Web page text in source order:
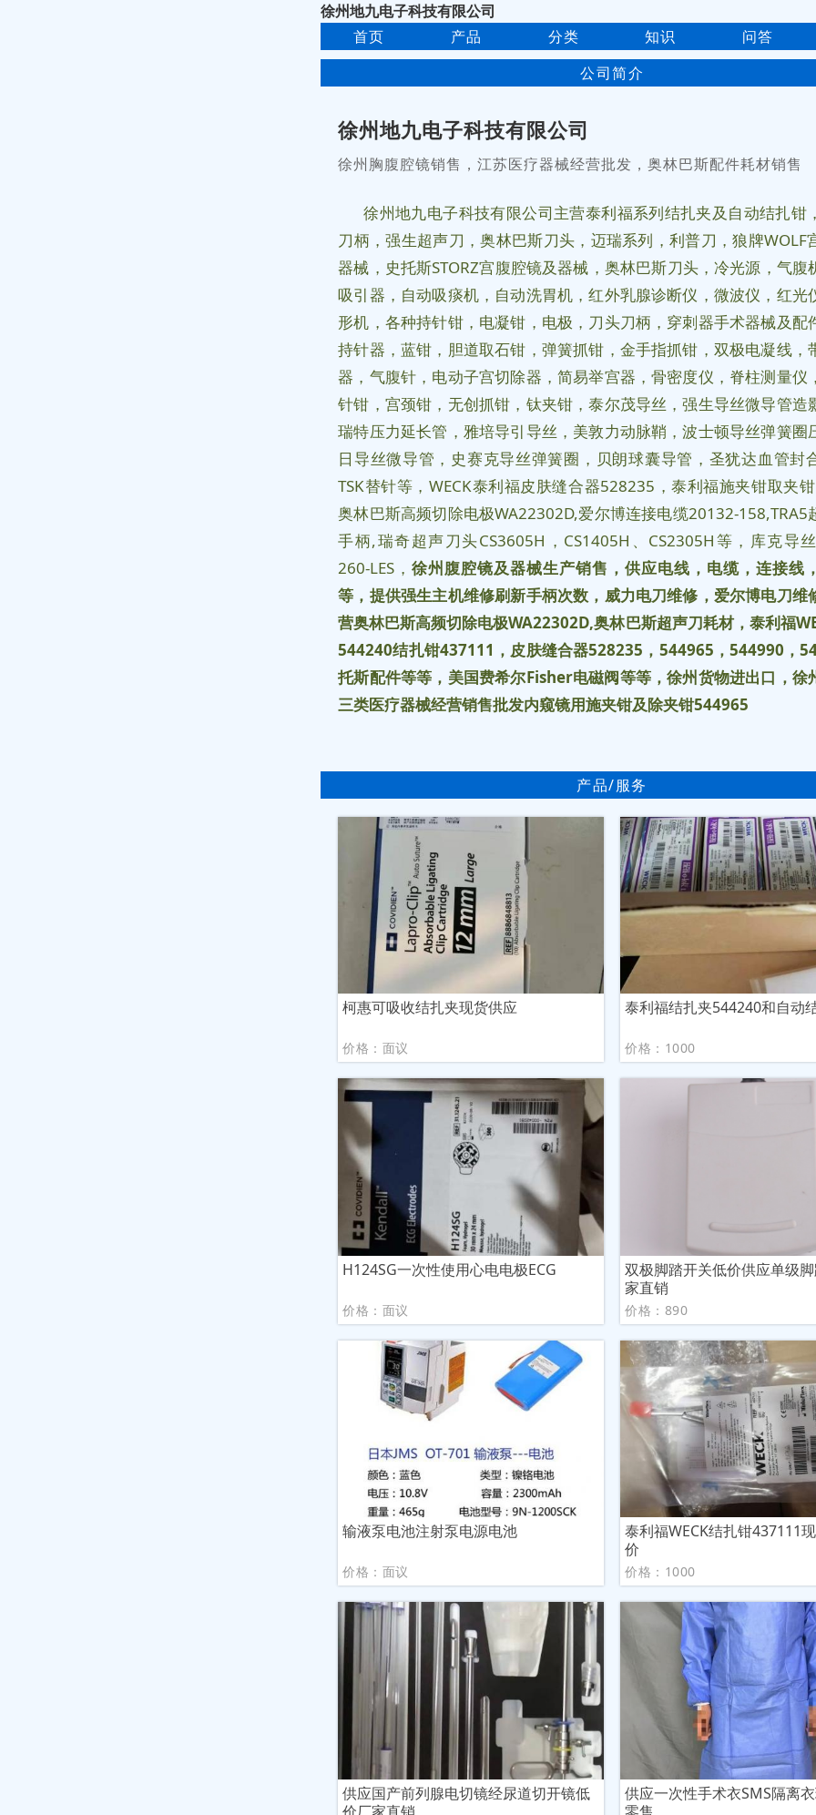
徐州地九电子科技有限公司
首页
产品 分类 知识
问答
公司简介
徐州地九电子科技有限公司
徐州胸腹腔镜销售，江苏医疗器械经营批发，奥林巴斯配件耗材销售
徐州地九电子科技有限公司主营泰利福系列结扎夹及自动结扎钳
刀柄，强生超声刀，奥林巴斯刀头，迈瑞系列，利普刀，狼牌WOLF
器械，史托斯STORZ宫腹腔镜及器械，奥林巴斯刀头，冷光源，气腹
吸引器，自动吸痰机，自动洗胃机，红外乳腺诊断仪，微波仪，红光
形机，各种持针钳，电凝钳，电极，刀头刀柄，穿刺器手术器械及配
持针器，蓝钳，胆道取石钳，弹簧抓钳，金手指抓钳，双极电凝线，
器，气腹针，电动子宫切除器，简易举宫器，骨密度仪，脊柱测量仪
针钳，宫颈钳，无创抓钳，钛夹钳，泰尔茂导丝，强生导丝微导管造
瑞特压力延长管，雅培导引导丝，美敦力动脉鞘，波士顿导丝弹簧圈
日导丝微导管，史赛克导丝弹簧圈，贝朗球囊导管，圣犹达血管封
TSK替针等，WECK泰利福皮肤缝合器528235，泰利福施夹钳取夹
奥林巴斯高频切除电极WA22302D,爱尔博连接电缆20132-158,TRA5
手柄,瑞奇超声刀头CS3605H，CS1405H、CS2305H等，库克导丝
260-LES，徐州腹腔镜及器械生产销售，供应电线，电缆，连接线
等，提供强生主机维修刷新手柄次数，威力电刀维修，爱尔博电刀维
营奥林巴斯高频切除电极WA22302D,奥林巴斯超声刀耗材，泰利福
544240结扎钳437111 ，皮肤缝合器528235 ， 544965 ，544990 ，
托斯配件等等，美国费希尔Fisher电磁阀等等，徐州货物进出口，徐
三类医疗器械经营销售批发内窥镜用施夹钳及除夹钳544965
产品/服务
柯惠可吸收结扎夹现货供应
价格：面议
泰利福结扎夹544240和自动
价格：1000
H124SG一次性使用心电电极ECG
价格：面议
双极脚踏开关低价供应单级
家直销
价格：890
输液泵电池注射泵电源电池
价格：面议
泰利福WECK结扎钳437111
价
价格：1000
供应国产前列腺电切镜经尿道切开镜低
供应一次性手术衣SMS隔离